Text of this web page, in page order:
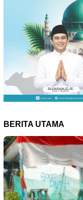
BERITA UTAMA